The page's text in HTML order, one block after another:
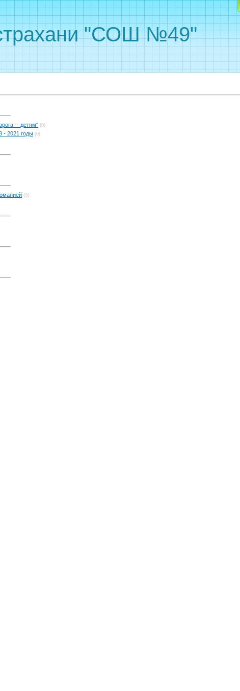
"СОШ №49"
-- детям" (0)
- 2021 годы (0)
(0)